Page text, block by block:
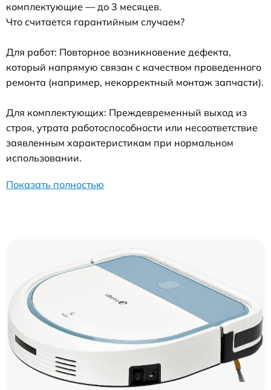
комплектующие — до 3 месяцев.
Что считается гарантийным случаем?
Для работ: Повторное возникновение дефекта,
который напрямую связан с качеством проведенного
ремонта (например, некорректный монтаж запчасти).
Для комплектующих: Преждевременный выход из
строя, утрата работоспособности или несоответствие
заявленным характеристикам при нормальном
использовании.
Показать полностью